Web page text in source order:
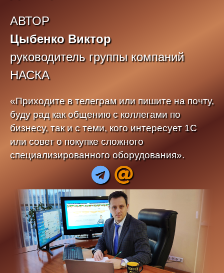
АВТОР
Цыбенко Виктор
руководитель группы компаний
НАСКА
«Приходите в телеграм или пишите на почту,
буду рад как общению с коллегами по
бизнесу, так и с теми, кого интересует 1С
или совет о покупке сложного
специализированного оборудования».